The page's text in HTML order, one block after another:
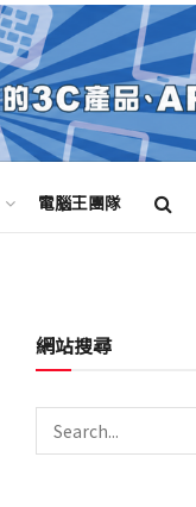
電腦王團隊
網站搜尋